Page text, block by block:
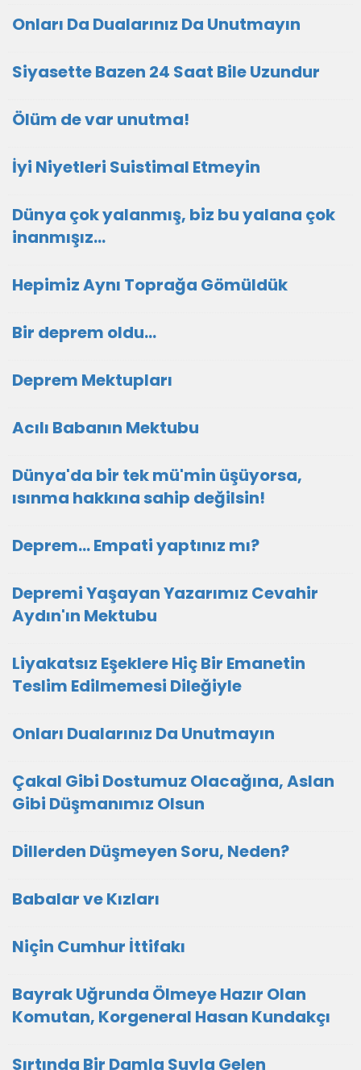
Onları Da Dualarınız Da Unutmayın
Siyasette Bazen 24 Saat Bile Uzundur
Ölüm de var unutma!
İyi Niyetleri Suistimal Etmeyin
Dünya çok yalanmış, biz bu yalana çok
inanmışız...
Hepimiz Aynı Toprağa Gömüldük
Bir deprem oldu...
Deprem Mektupları
Acılı Babanın Mektubu
Dünya'da bir tek mü'min üşüyorsa,
ısınma hakkına sahip değilsin!
Deprem... Empati yaptınız mı?
Depremi Yaşayan Yazarımız Cevahir
Aydın'ın Mektubu
Liyakatsız Eşeklere Hiç Bir Emanetin
Teslim Edilmemesi Dileğiyle
Onları Dualarınız Da Unutmayın
Çakal Gibi Dostumuz Olacağına, Aslan
Gibi Düşmanımız Olsun
Dillerden Düşmeyen Soru, Neden?
Babalar ve Kızları
Niçin Cumhur İttifakı
Bayrak Uğrunda Ölmeye Hazır Olan
Komutan, Korgeneral Hasan Kundakçı
Sırtında Bir Damla Suyla Gelen